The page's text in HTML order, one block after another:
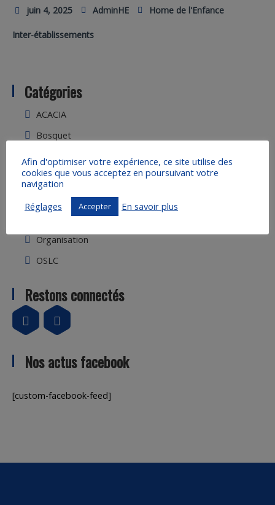
Catégories
ACACIA
Bosquet
DAAD
Home de l'Enfance
Inter-établissements
Maison Jacques Sevin
Organisation
OSLC
Restons connectés
Nos actus facebook
[custom-facebook-feed]
juin 4, 2025 AdminHE Home de l'Enfance
Inter-établissements
Afin d'optimiser votre expérience, ce site utilise des
cookies que vous acceptez en poursuivant votre
navigation
Réglages
Accepter En savoir plus